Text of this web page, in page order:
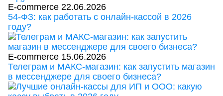
E-commerce 22.06.2026
54-ФЗ: как работать с онлайн-кассой в 2026
году?
E-commerce 15.06.2026
Телеграм и МАКС-магазин: как запустить магазин
в мессенджере для своего бизнеса?